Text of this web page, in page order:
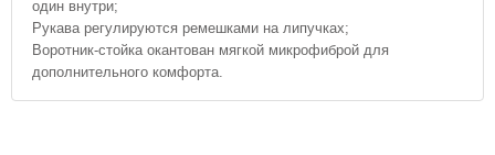
один внутри;
Рукава регулируются ремешками на липучках;
Воротник-стойка окантован мягкой микрофиброй для
дополнительного комфорта.